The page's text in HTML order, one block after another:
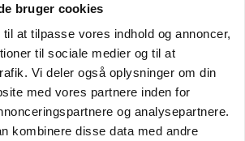
bruger cookies
at tilpasse vores indhold og annoncer,
til sociale medier og til at
Vi deler også oplysninger om din
med vores partnere inden for
og analysepartnere.
kombinere disse data med andre
at udlægge et røgslør om
Annonce
Loading...